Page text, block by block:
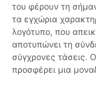
του φέρουν τη
τα εγχώρια
λογότυπο, που
αποτυπώνει τη
σύγχρονες τάσεις.
προσφέρει μια